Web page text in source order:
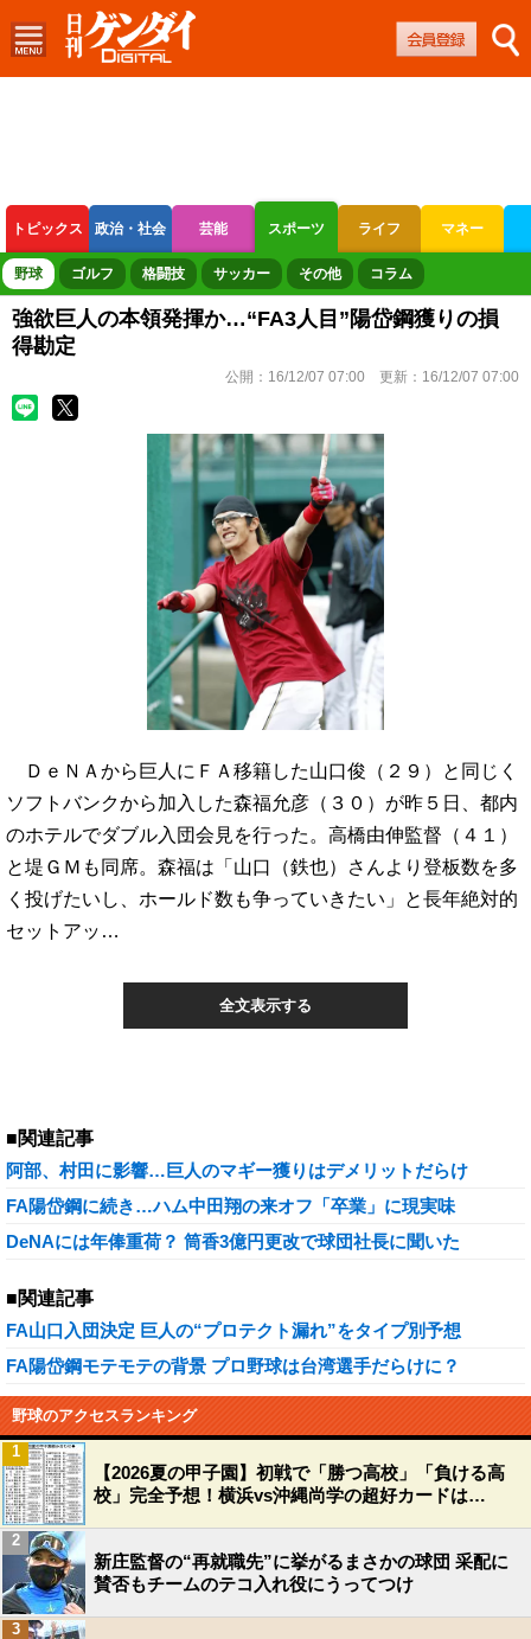
トピックス 政治・社会 芸能 スポーツ ライフ マネー
ボートレース 競輪 オートレース
野球 ゴルフ 格闘技 サッカー その他 コラム
強欲巨人の本領発揮か…“FA3人目”陽岱鋼獲りの損
得勘定
公開： 16/12/07 07:00 更新： 16/12/07 07:00
ＤｅＮＡから巨人にＦＡ移籍した山口俊（２９）と同じく
ソフトバンクから加入した森福允彦（３０）が昨５日、都内
のホテルでダブル入団会見を行った。高橋由伸監督（４１）
と堤ＧＭも同席。森福は「山口（鉄也）さんより登板数を多
く投げたいし、ホールド数も争っていきたい」と長年絶対的
セットアッ…
全文表示する
■関連記事
阿部、村田に影響…巨人のマギー獲りはデメリットだらけ
FA陽岱鋼に続き…ハム中田翔の来オフ「卒業」に現実味
DeNAには年俸重荷？ 筒香3億円更改で球団社長に聞いた
■関連記事
FA山口入団決定 巨人の“プロテクト漏れ”をタイプ別予想
FA陽岱鋼モテモテの背景 プロ野球は台湾選手だらけに？
野球のアクセスランキング
【2026夏の甲子園】初戦で「勝つ高校」「負ける高
校」完全予想！横浜vs沖縄尚学の超好カードは…
1
新庄監督の“再就職先”に挙がるまさかの球団 采配に
賛否もチームのテコ入れ役にうってつけ
2
3